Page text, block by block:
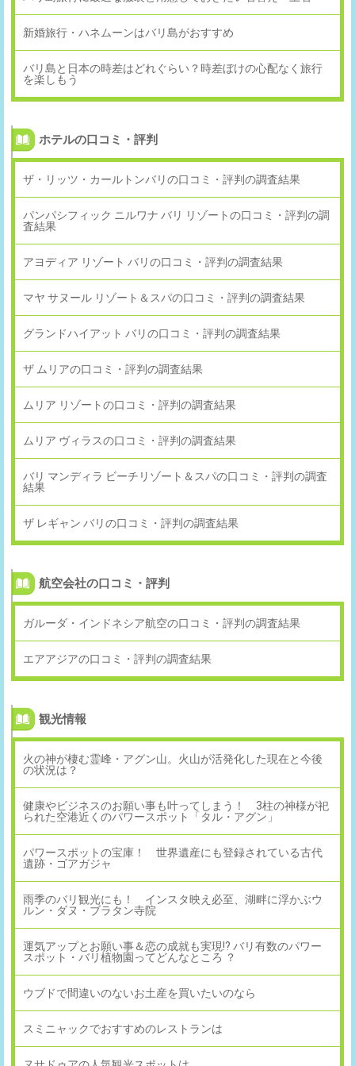
新婚旅行・ハネムーンはバリ島がおすすめ
バリ島と日本の時差はどれぐらい？時差ぼけの心配なく旅行
を楽しもう
ホテルの口コミ・評判
ザ・リッツ・カールトンバリの口コミ・評判の調査結果
パンパシフィック ニルワナ バリ リゾートの口コミ・評判の調
査結果
アヨディア リゾート バリの口コミ・評判の調査結果
マヤ サヌール リゾート＆スパの口コミ・評判の調査結果
グランドハイアット バリの口コミ・評判の調査結果
ザ ムリアの口コミ・評判の調査結果
ムリア リゾートの口コミ・評判の調査結果
ムリア ヴィラスの口コミ・評判の調査結果
バリ マンディラ ビーチリゾート＆スパの口コミ・評判の調査
結果
ザ レギャン バリの口コミ・評判の調査結果
航空会社の口コミ・評判
ガルーダ・インドネシア航空の口コミ・評判の調査結果
エアアジアの口コミ・評判の調査結果
観光情報
火の神が棲む霊峰・アグン山。火山が活発化した現在と今後
の状況は？
健康やビジネスのお願い事も叶ってしまう！ 3柱の神様が祀
られた空港近くのパワースポット「タル・アグン」
パワースポットの宝庫！ 世界遺産にも登録されている古代
遺跡・ゴアガジャ
雨季のバリ観光にも！ インスタ映え必至、湖畔に浮かぶウ
ルン・ダヌ・ブラタン寺院
運気アップとお願い事＆恋の成就も実現!? バリ有数のパワー
スポット・バリ植物園ってどんなところ ？
ウブドで間違いのないお土産を買いたいのなら
スミニャックでおすすめのレストランは